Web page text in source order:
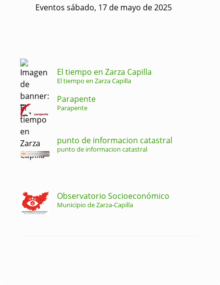
Eventos sábado, 17 de mayo de 2025
El tiempo en Zarza Capilla
El tiempo en Zarza Capilla
Parapente
Parapente
punto de informacion catastral
punto de informacion catastral
Observatorio Socioeconómico
Municipio de Zarza-Capilla